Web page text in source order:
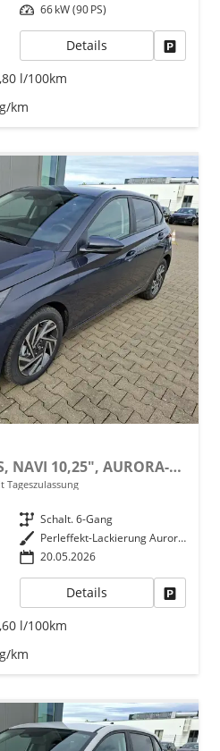
Leistung 66 kW (90 PS)
Details
l/100km
km
Family 1.0 T-GDI 90PS, NAVI 10,25", AURORA-GRAU METALLIC, Winter-Pack: Sitzheizung + Lenkradheizung, 16" ALU, Klimaautomatik, Privacy-Glas, Parksensoren hinten, Rückfahrkamera, Tempomat, Lederlenkrad, Reserverad, Alarm, Armlehne, 4x elektr. Fensterheber
Tageszulassung
Getriebe Schalt. 6-Gang
Außenfarbe
Perleffekt-Lackierung Aurora-Grey
20.05.2026
Details
l/100km
km